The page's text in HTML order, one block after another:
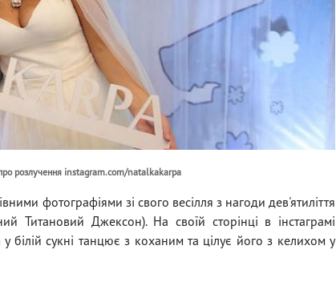
про розлучення instagram.com/natalkakarpa
фотографіями зі свого весілля з нагоди дев'ятиліття
Титановий Джексон). На своїй сторінці в інстаграмі
білій сукні танцює з коханим та цілує його з келихом у